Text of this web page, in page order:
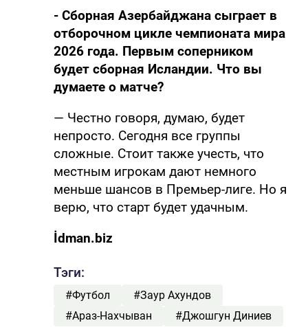
- Сборная Азербайджана сыграет в
отборочном цикле чемпионата мира
2026 года. Первым соперником
будет сборная Исландии. Что вы
думаете о матче?
— Честно говоря, думаю, будет
непросто. Сегодня все группы
сложные. Стоит также учесть, что
местным игрокам дают немного
меньше шансов в Премьер-лиге. Но я
верю, что старт будет удачным.
İdman.biz
Тэги:
#Футбол
#Заур Ахундов
#Араз-Нахчыван
#Джошгун Диниев